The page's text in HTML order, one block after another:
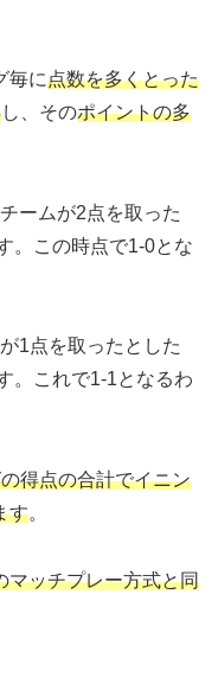
毎に点数を多くとった
し、そのポイントの多
ームが2点を取った
。この時点で1-0とな
1点を取ったとした
。これで1-1となるわ
得点の合計でイニン
す。
マッチプレー方式と同